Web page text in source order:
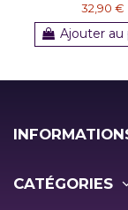
32,90 €
Ajouter au
CATÉGORIES